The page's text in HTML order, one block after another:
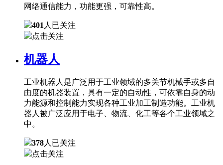
网络通信能力，功能更强，可靠性高。
401 人已关注
点击关注
机器人
工业机器人是广泛用于工业领域的多关节机械手或多自
由度的机器装置，具有一定的自动性，可依靠自身的动
力能源和控制能力实现各种工业加工制造功能。工业机
器人被广泛应用于电子、物流、化工等各个工业领域之
中。
378人已关注
点击关注